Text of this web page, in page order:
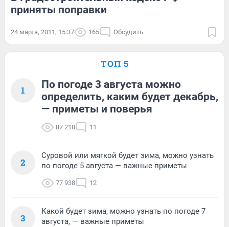
приняты поправки
24 марта, 2011, 15:37 165 Обсудить
ТОП 5
1
По погоде 3 августа можно
определить, каким будет декабрь,
— приметы и поверья
87 218 11
2
Суровой или мягкой будет зима, можно узнать
по погоде 5 августа — важные приметы
77 938 12
3
Какой будет зима, можно узнать по погоде 7
августа, — важные приметы